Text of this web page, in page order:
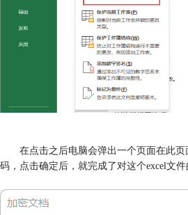
图四：设
在点击之后电脑会弹出一个页面在此页
码，点击确定后，就完成了对这个excel文件